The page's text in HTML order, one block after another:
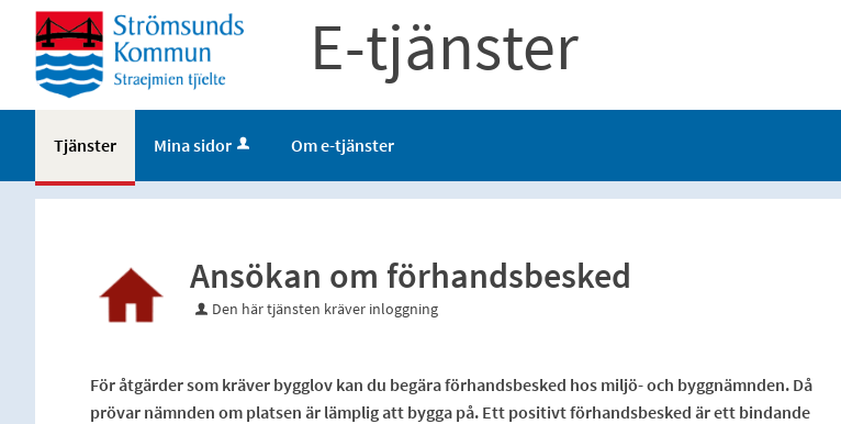
E-tjänster
Tjänster Mina sidor Om e-tjänster
Ansökan om förhandsbesked
Den här tjänsten kräver inloggning
För åtgärder som kräver bygglov kan du begära förhandsbesked hos miljö- och byggnämnden. Då
prövar nämnden om platsen är lämplig att bygga på. Ett positivt förhandsbesked är ett bindande